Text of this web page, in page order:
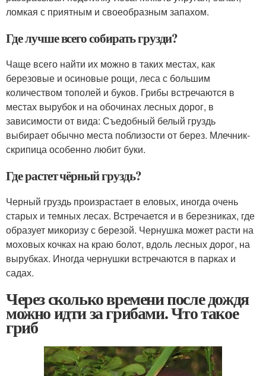
ломкая с приятным и своеобразным запахом.
Где лучше всего собирать грузди?
Чаще всего найти их можно в таких местах, как
березовые и осиновые рощи, леса с большим
количеством тополей и буков. Грибы встречаются в
местах вырубок и на обочинах лесных дорог, в
зависимости от вида: Съедобный белый груздь
выбирает обычно места поблизости от берез. Млечник-
скрипица особенно любит буки.
Где растет чёрный груздь?
Черный груздь произрастает в еловых, иногда очень
старых и темных лесах. Встречается и в березниках, где
образует микоризу с березой. Чернушка может расти на
моховых кочках на краю болот, вдоль лесных дорог, на
вырубках. Иногда чернушки встречаются в парках и
садах.
Через сколько времени после дождя
можно идти за грибами. Что такое
гриб